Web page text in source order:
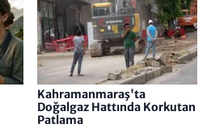
Kahramanmaraş'ta
Doğalgaz Hattında Korkutan
Patlama